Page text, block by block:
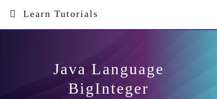
Learn Tutorials
Java Language
BigInteger